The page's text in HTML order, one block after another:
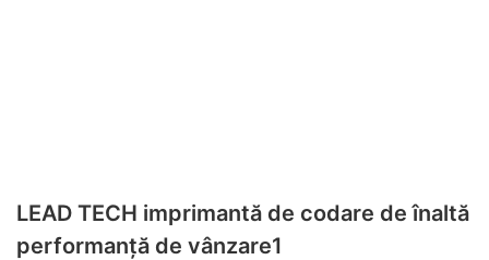
LEAD TECH imprimantă de codare de înaltă
performanță de vânzare1